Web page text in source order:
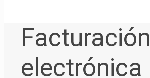
Facturación
electrónica